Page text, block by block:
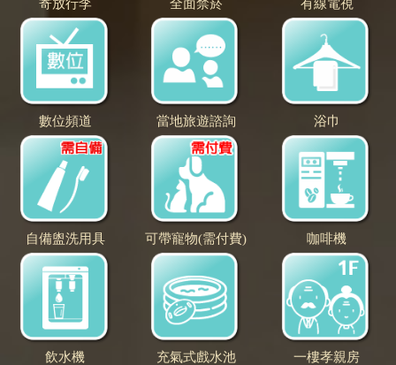
數位頻道 當地旅遊諮詢 浴巾
自備盥洗用具 可帶寵物(需付費) 咖啡機
飲水機 充氣式戲水池 一樓孝親房